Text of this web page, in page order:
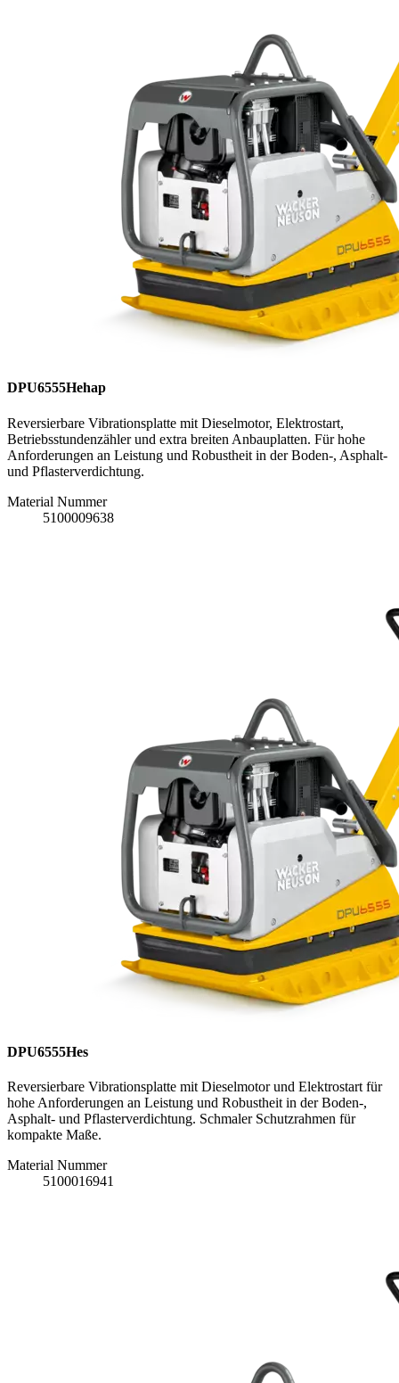
DPU6555Hehap
Reversierbare Vibrationsplatte mit Dieselmotor, Elektrostart,
Betriebsstundenzähler und extra breiten Anbauplatten. Für hohe
Anforderungen an Leistung und Robustheit in der Boden-, Asphalt-
und Pflasterverdichtung.
Material Nummer
5100009638
DPU6555Hes
Reversierbare Vibrationsplatte mit Dieselmotor und Elektrostart für
hohe Anforderungen an Leistung und Robustheit in der Boden-,
Asphalt- und Pflasterverdichtung. Schmaler Schutzrahmen für
kompakte Maße.
Material Nummer
5100016941